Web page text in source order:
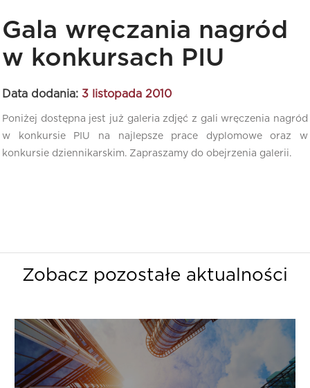
Gala wręczania nagród
w konkursach PIU
Data dodania: 3 listopada 2010
Poniżej dostępna jest już galeria zdjęć z gali wręczenia nagród
w konkursie PIU na najlepsze prace dyplomowe oraz w
konkursie dziennikarskim. Zapraszamy do obejrzenia galerii.
Zobacz pozostałe aktualności